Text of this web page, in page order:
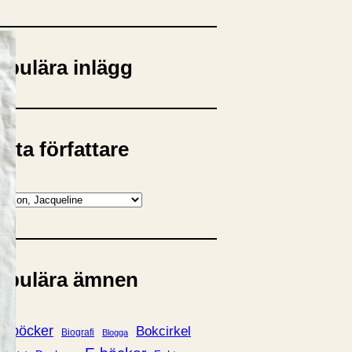
inlägg
författare
ämnen
Biografi Blogga Bokcirkel